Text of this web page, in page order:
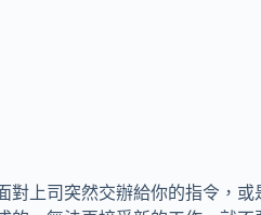
對上司突然交辦給你的指令，